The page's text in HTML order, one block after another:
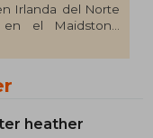
Irlanda del Norte
el Maidstone
New College de
clases en el
Actualmente es
College de
heather